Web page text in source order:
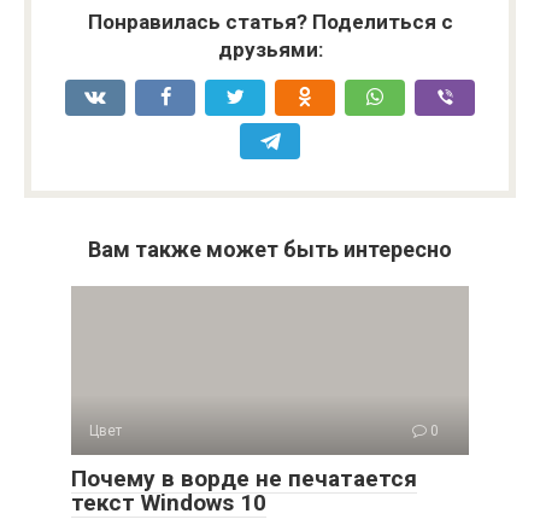
Понравилась статья? Поделиться с
друзьями:
Вам также может быть интересно
Цвет 0
Почему в ворде не печатается
текст Windows 10